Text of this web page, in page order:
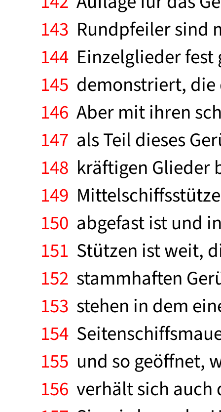
143 Rundpfeiler sind
144 Einzelglieder
145 demonstriert, die
146 Aber mit ihren
147 als Teil dieses
148 kräftigen Glieder
149
150 abgefast ist und
151 Stützen ist weit,
152 stammhaften
153 stehen in dem
154
155 und so geöffnet,
156 verhält sich auch